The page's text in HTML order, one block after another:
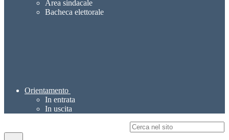
Area sindacale
Bacheca elettorale
Orientamento
In entrata
In uscita